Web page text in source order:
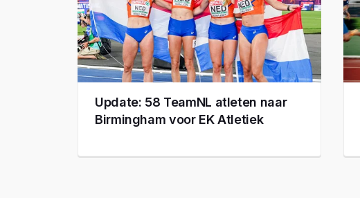
Update: 58 TeamNL atleten naar
Birmingham voor EK Atletiek